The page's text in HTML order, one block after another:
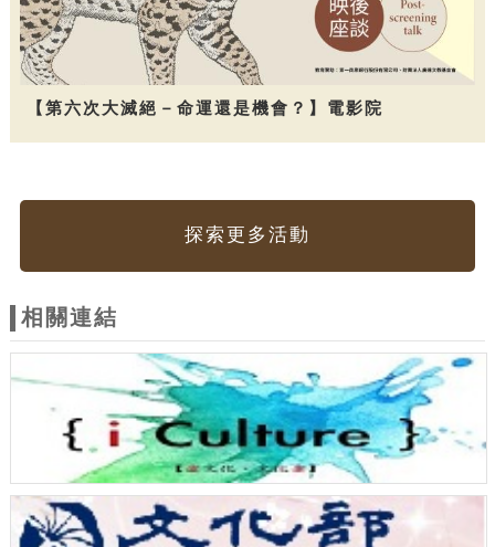
【第六次大滅絕－命運還是機會？】電影院
探索更多活動
相關連結